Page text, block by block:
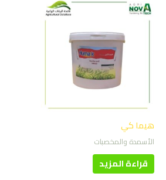
هيما كي
الأسمدة والمخصبات
قراءة المزيد